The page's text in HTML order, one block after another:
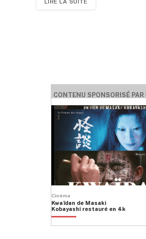
LIRE LA SUITE
CONTENU SPONSORISÉ PAR
Cinéma
Kwaïdan de Masaki
Kobayashi restauré en 4k